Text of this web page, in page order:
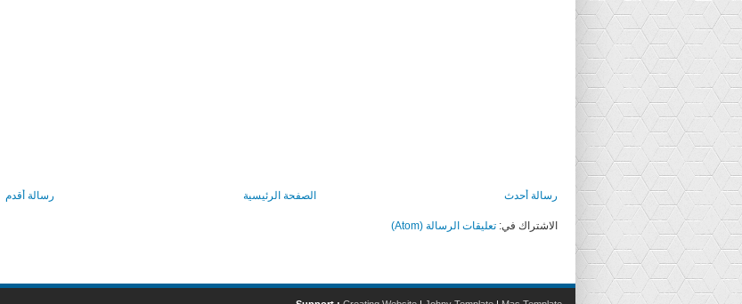
رسالة أحدث رسالة أقدم الصفحة الرئيسية
الاشتراك في: تعليقات الرسالة (Atom)